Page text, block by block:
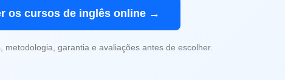
os cursos de inglês online →
metodologia, garantia e avaliações antes de escolher.